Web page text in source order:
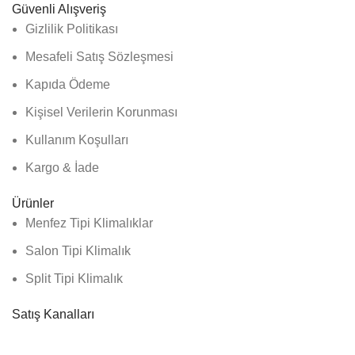
Güvenli Alışveriş
Gizlilik Politikası
Mesafeli Satış Sözleşmesi
Kapıda Ödeme
Kişisel Verilerin Korunması
Kullanım Koşulları
Kargo & İade
Ürünler
Menfez Tipi Klimalıklar
Salon Tipi Klimalık
Split Tipi Klimalık
Satış Kanalları